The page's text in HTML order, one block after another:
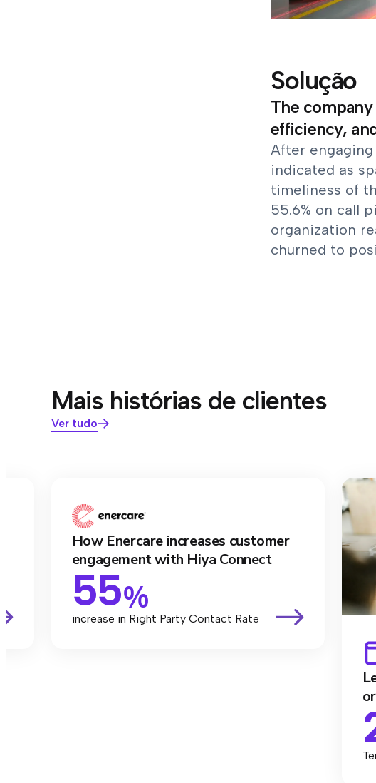
Solução
The
efficiency,
After
indicated as
timeliness of
55.6% on call
organization
churned to
Mais histórias de clientes
Ver tudo
How Enercare increases customer
engagement with Hiya Connect
55%
increase in Right Party Contact Rate